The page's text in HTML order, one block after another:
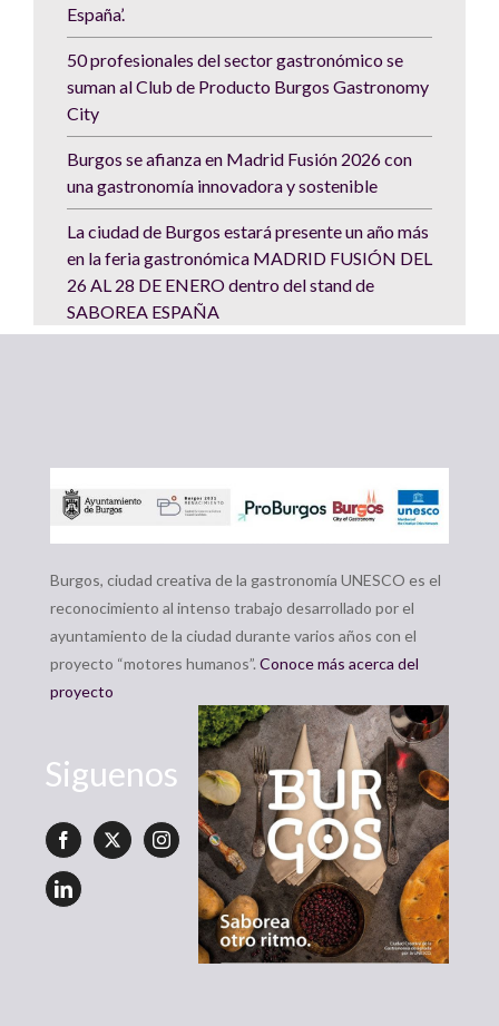
España’.
50 profesionales del sector gastronómico se
suman al Club de Producto Burgos Gastronomy
City
Burgos se afianza en Madrid Fusión 2026 con
una gastronomía innovadora y sostenible
La ciudad de Burgos estará presente un año más
en la feria gastronómica MADRID FUSIÓN DEL
26 AL 28 DE ENERO dentro del stand de
SABOREA ESPAÑA
Burgos, ciudad creativa de la gastronomía UNESCO es el
reconocimiento al intenso trabajo desarrollado por el
ayuntamiento de la ciudad durante varios años con el
proyecto “motores humanos”. Conoce más acerca del
proyecto
Siguenos